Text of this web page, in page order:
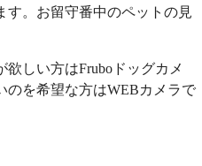
す。お留守番中のペットの見
しい方はFruboドッグカメ
のを希望な方はWEBカメラで